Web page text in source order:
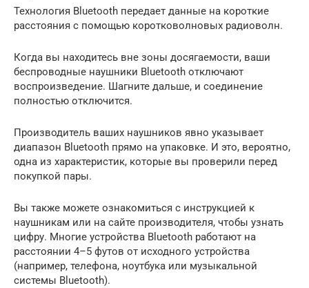
Технология Bluetooth передает данные на короткие
расстояния с помощью коротковолновых радиоволн.
Когда вы находитесь вне зоны досягаемости, ваши
беспроводные наушники Bluetooth отключают
воспроизведение. Шагните дальше, и соединение
полностью отключится.
Производитель ваших наушников явно указывает
диапазон Bluetooth прямо на упаковке. И это, вероятно,
одна из характеристик, которые вы проверили перед
покупкой пары.
Вы также можете ознакомиться с инструкцией к
наушникам или на сайте производителя, чтобы узнать
цифру. Многие устройства Bluetooth работают на
расстоянии 4–5 футов от исходного устройства
(например, телефона, ноутбука или музыкальной
системы Bluetooth).